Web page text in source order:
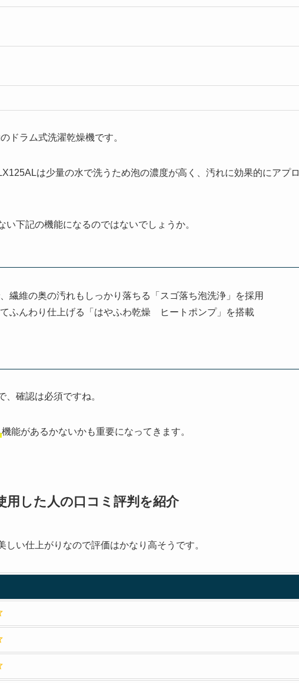
ドラム式洗濯乾燥機です。
は少量の水で洗うため泡の濃度が高く、汚れに効果的にアプロ
下記の機能になるのではないでしょうか。
繊維の奥の汚れもしっかり落ちる「スゴ落ち泡洗浄」を採用
ふんわり仕上げる「はやふわ乾燥 ヒートポンプ」を搭載
確認は必須ですね。
機能があるかないかも重要になってきます。
用した人の口コミ評判を紹介
い仕上がりなので評価はかなり高そうです。